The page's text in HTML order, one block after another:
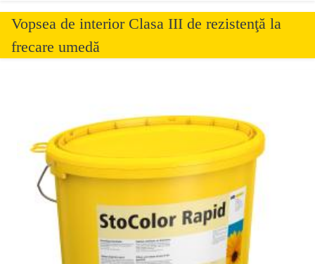
Vopsea de interior Clasa III de rezistenţă la
frecare umedă